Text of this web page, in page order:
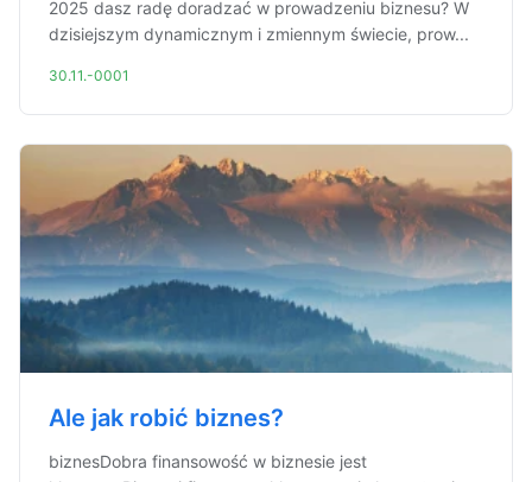
2025 dasz radę doradzać w prowadzeniu biznesu? W
dzisiejszym dynamicznym i zmiennym świecie, prow...
30.11.-0001
Ale jak robić biznes?
biznesDobra finansowość w biznesie jest